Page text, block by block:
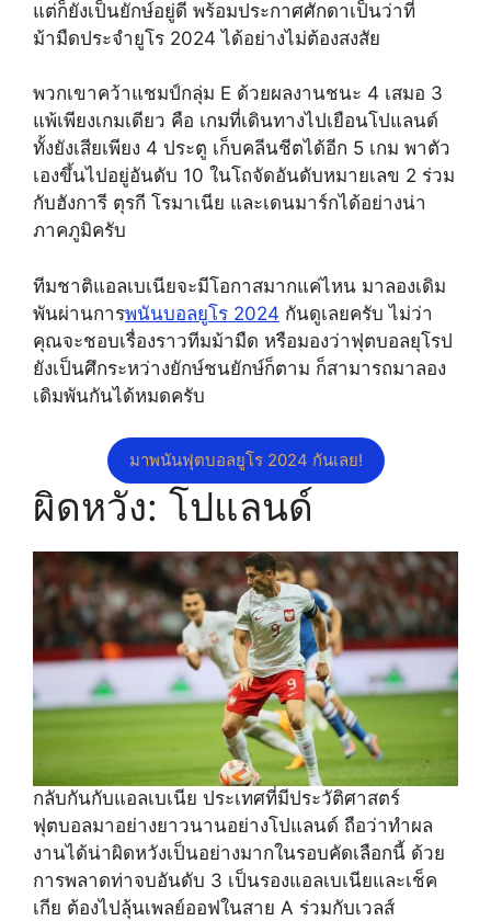
แต่ก็ยังเป็นยักษ์อยู่ดี พร้อมประกาศศักดาเป็นว่าที่
ม้ามืดประจำยูโร 2024 ได้อย่างไม่ต้องสงสัย
พวกเขาคว้าแชมป์กลุ่ม E ด้วยผลงานชนะ 4 เสมอ 3
แพ้เพียงเกมเดียว คือ เกมที่เดินทางไปเยือนโปแลนด์
ทั้งยังเสียเพียง 4 ประตู เก็บคลีนชีตได้อีก 5 เกม พาตัว
เองขึ้นไปอยู่อันดับ 10 ในโถจัดอันดับหมายเลข 2 ร่วม
กับฮังการี ตุรกี โรมาเนีย และเดนมาร์กได้อย่างน่า
ภาคภูมิครับ
ทีมชาติแอลเบเนียจะมีโอกาสมากแค่ไหน มาลองเดิม
พันผ่านการพนันบอลยูโร 2024 กันดูเลยครับ ไม่ว่า
คุณจะชอบเรื่องราวทีมม้ามืด หรือมองว่าฟุตบอลยุโรป
ยังเป็นศึกระหว่างยักษ์ชนยักษ์ก็ตาม ก็สามารถมาลอง
เดิมพันกันได้หมดครับ
มาพนันฟุตบอลยูโร 2024 กันเลย!
ผิดหวัง: โปแลนด์
กลับกันกับแอลเบเนีย ประเทศที่มีประวัติศาสตร์
ฟุตบอลมาอย่างยาวนานอย่างโปแลนด์ ถือว่าทำผล
งานได้น่าผิดหวังเป็นอย่างมากในรอบคัดเลือกนี้ ด้วย
การพลาดท่าจบอันดับ 3 เป็นรองแอลเบเนียและเช็ค
เกีย ต้องไปลุ้นเพลย์ออฟในสาย A ร่วมกับเวลส์